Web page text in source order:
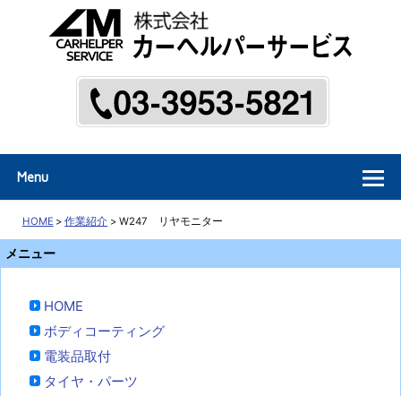
Menu
HOME > 作業紹介 > W247 リヤモニター
メニュー
HOME
ボディコーティング
電装品取付
タイヤ・パーツ